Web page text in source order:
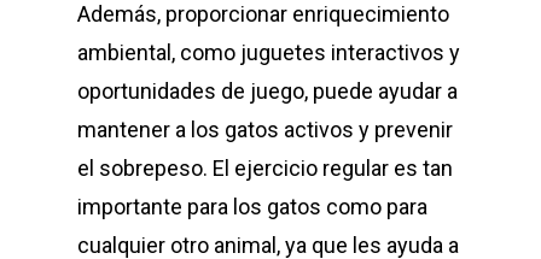
Además, proporcionar enriquecimiento
ambiental, como juguetes interactivos y
oportunidades de juego, puede ayudar a
mantener a los gatos activos y prevenir
el sobrepeso. El ejercicio regular es tan
importante para los gatos como para
cualquier otro animal, ya que les ayuda a